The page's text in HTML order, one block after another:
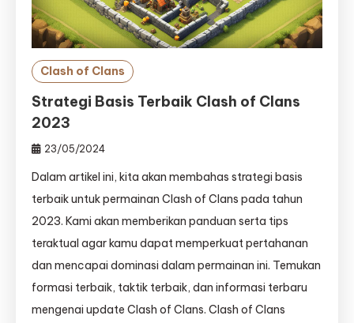
Clash of Clans
Strategi Basis Terbaik Clash of Clans
2023
23/05/2024
Dalam artikel ini, kita akan membahas strategi basis
terbaik untuk permainan Clash of Clans pada tahun
2023. Kami akan memberikan panduan serta tips
teraktual agar kamu dapat memperkuat pertahanan
dan mencapai dominasi dalam permainan ini. Temukan
formasi terbaik, taktik terbaik, dan informasi terbaru
mengenai update Clash of Clans. Clash of Clans